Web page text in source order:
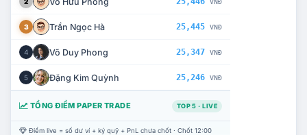
3 Trần Ngọc Hà 25,445 VNĐ
4 Võ Duy Phong 25,347 VNĐ
5 Đặng Kim Quỳnh 25,246 VNĐ
TỔNG ĐIỂM PAPER TRADE TOP 5 · LIVE
Điểm live = số dư ví + ký quỹ + PnL chưa chốt · Chốt 12:00